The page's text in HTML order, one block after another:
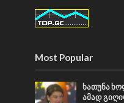
Most Popular
ხათუნა
ამად